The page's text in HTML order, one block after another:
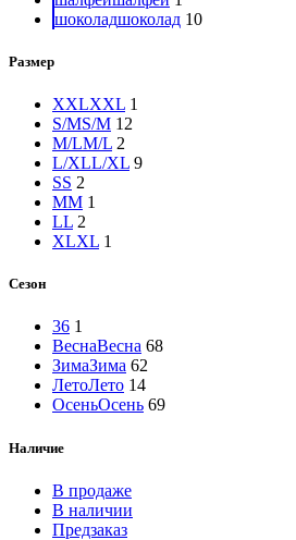
шоколадшоколад 10
Размер
XXLXXL 1
S/MS/M 12
M/LM/L 2
L/XLL/XL 9
SS 2
MM 1
LL 2
XLXL 1
Сезон
36 1
ВеснаВесна 68
ЗимаЗима 62
ЛетоЛето 14
ОсеньОсень 69
Наличие
В продаже
В наличии
Предзаказ